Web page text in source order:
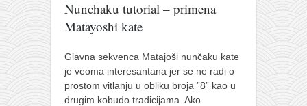
pravoslavlje
zabranjena istorija
porodične priče
umesto tvitera
Nunchaku tutorial – primena
Matayoshi kate
Glavna sekvenca Matajoši nunčaku kate
je veoma interesantana jer se ne radi o
prostom vitlanju u obliku broja ”8” kao u
drugim kobudo tradicijama. Ako